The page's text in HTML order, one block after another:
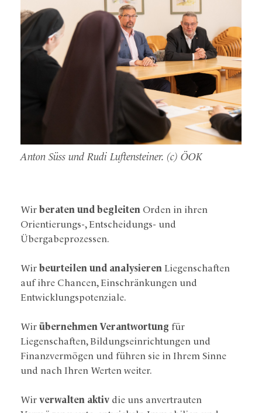
Anton Süss und Rudi Luftensteiner. (c) ÖOK
Wir beraten und begleiten Orden in ihren
Orientierungs-, Entscheidungs- und
Übergabeprozessen.
Wir beurteilen und analysieren Liegenschaften
auf ihre Chancen, Einschränkungen und
Entwicklungspotenziale.
Wir übernehmen Verantwortung für
Liegenschaften, Bildungseinrichtungen und
Finanzvermögen und führen sie in Ihrem Sinne
und nach Ihren Werten weiter.
Wir verwalten aktiv die uns anvertrauten